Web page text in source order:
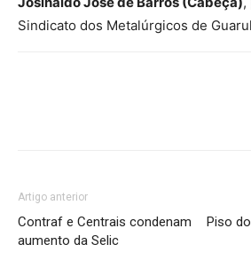
Sindicato dos Metalúrgicos de
Artigo anterior
Contraf e Centrais condenam
aumento da Selic
Piso